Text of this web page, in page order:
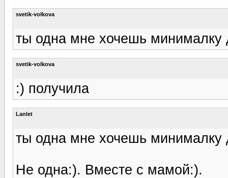
svetik-volkova
ты одна мне хочешь минималку
svetik-volkova
:) получила
Lanlet
ты одна мне хочешь минималку
Не одна:). Вместе с мамой:).